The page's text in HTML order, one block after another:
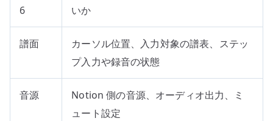
6
いか
譜面
カーソル位置、入力対象の譜表、ステッ
プ入力や録音の状態
音源
Notion 側の音源、オーディオ出力、ミ
ュート設定